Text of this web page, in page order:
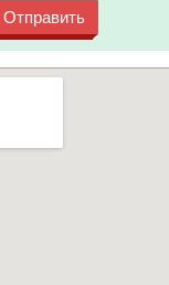
Отправить